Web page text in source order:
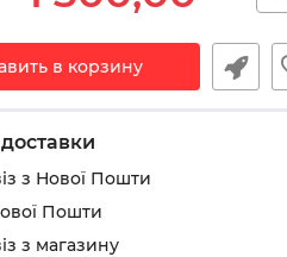
в корзину
з Нової Пошти
Пошти
з магазину